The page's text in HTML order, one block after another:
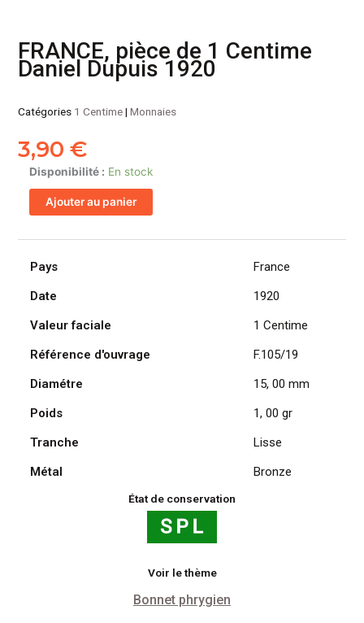
FRANCE, pièce de 1 Centime
Daniel Dupuis 1920
Catégories 1 Centime|Monnaies
3,90€
Disponibilité : En stock
quantité
de
FRANCE,
de
Daniel
1920
Ajouter au panier
Pays
France
Date
1920
Valeur faciale
1 Centime
Référence d'ouvrage
F.105/19
Diamétre
15, 00 mm
Poids
1, 00 gr
Tranche
Lisse
Métal
Bronze
État de conservation
Voir le thème
Bonnet phrygien